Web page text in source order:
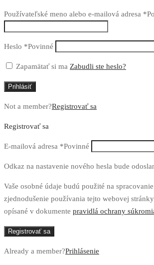
Používateľské meno alebo e-mailová adresa *
Heslo *Povinné
Zapamätať si ma Zabudli ste heslo?
Prihlásiť
Not a member?Registrovať sa
Registrovať sa
E-mailová adresa *Povinné
Odkaz na nastavenie nového hesla bude
Vaše osobné údaje budú použité na
zjednodušenie používania tejto webovej
opísané v dokumente pravidlá ochrany
Registrovať sa
Already a member?Prihlásenie